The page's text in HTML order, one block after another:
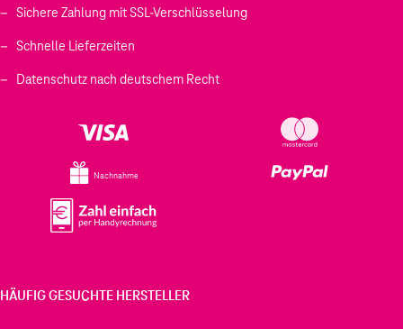
Sichere Zahlung mit SSL-Verschlüsselung
Schnelle Lieferzeiten
Datenschutz nach deutschem Recht
Nachnahme
HÄUFIG GESUCHTE HERSTELLER